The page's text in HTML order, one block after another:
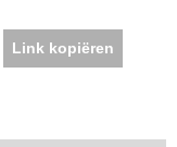
Link kopiëren